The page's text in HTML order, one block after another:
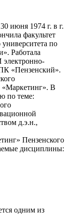
июня 1974 г. в г.
факультет
по
Работала
«Пензенский».
«Маркетинг». В
по теме:
д.э.н.,
Пензенского
дисциплины:
одним из